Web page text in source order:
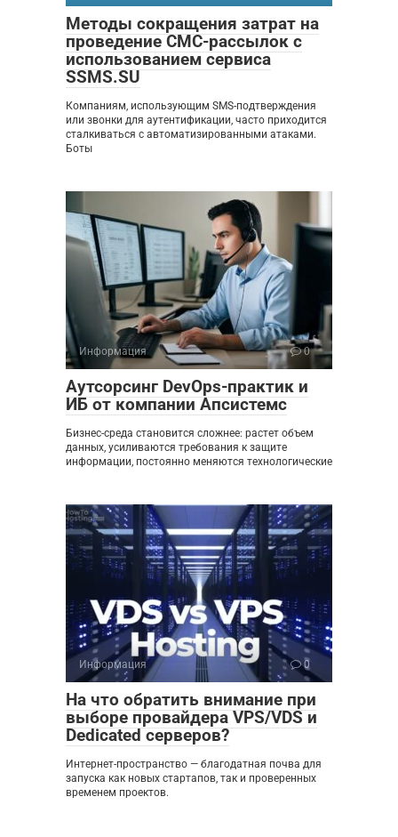
Методы сокращения затрат на
проведение СМС-рассылок с
использованием сервиса
SSMS.SU
Компаниям, использующим SMS-подтверждения
или звонки для аутентификации, часто приходится
сталкиваться с автоматизированными атаками.
Боты
Информация 0
Аутсорсинг DevOps-практик и
ИБ от компании Апсистемс
Бизнес-среда становится сложнее: растет объем
данных, усиливаются требования к защите
информации, постоянно меняются технологические
Информация 0
На что обратить внимание при
выборе провайдера VPS/VDS и
Dedicated серверов?
Интернет-пространство — благодатная почва для
запуска как новых стартапов, так и проверенных
временем проектов.